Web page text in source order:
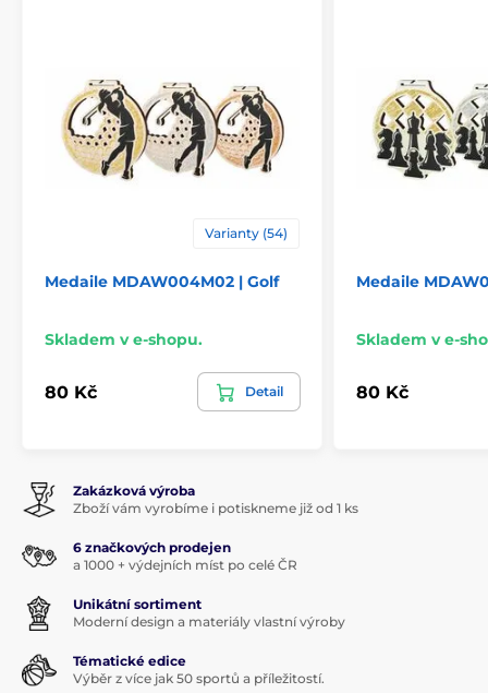
Varianty (54)
Medaile MDAW004M02 | Golf
Skladem v e-shopu.
80 Kč Detail
Medaile
Skladem v e-
80 Kč
Zakázková výroba
Zboží vám vyrobíme i potiskneme již od 1 ks
6 značkových prodejen
a 1000 + výdejních míst po celé ČR
Unikátní sortiment
Moderní design a materiály vlastní výroby
Tématické edice
Výběr z více jak 50 sportů a příležitostí.